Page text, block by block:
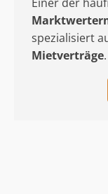
spezialisiert
Mietverträge.